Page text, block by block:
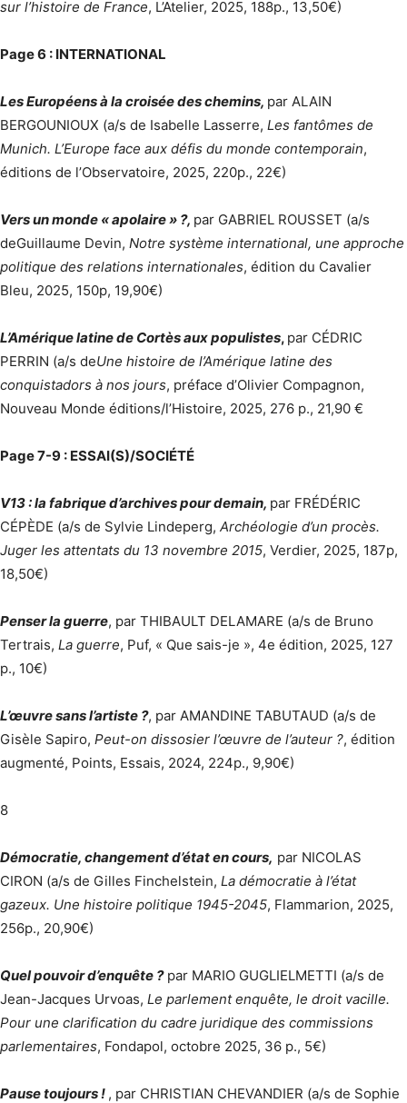
sur l’histoire de France, L’Atelier, 2025, 188p., 13,50€)
Page 6 : INTERNATIONAL
Les Européens à la croisée des chemins, par ALAIN
BERGOUNIOUX (a/s de Isabelle Lasserre, Les fantômes de
Munich. L’Europe face aux défis du monde contemporain,
éditions de l’Observatoire, 2025, 220p., 22€)
Vers un monde « apolaire » ?, par GABRIEL ROUSSET (a/s
deGuillaume Devin, Notre système international, une approche
politique des relations internationales, édition du Cavalier
Bleu, 2025, 150p, 19,90€)
L’Amérique latine de Cortès aux populistes, par CÉDRIC
PERRIN (a/s deUne histoire de l’Amérique latine des
conquistadors à nos jours, préface d’Olivier Compagnon,
Nouveau Monde éditions/l’Histoire, 2025, 276 p., 21,90 €
Page 7-9 : ESSAI(S)/SOCIÉTÉ
V13 : la fabrique d’archives pour demain, par FRÉDÉRIC
CÉPÈDE (a/s de Sylvie Lindeperg, Archéologie d’un procès.
Juger les attentats du 13 novembre 2015, Verdier, 2025, 187p,
18,50€)
Penser la guerre, par THIBAULT DELAMARE (a/s de Bruno
Tertrais, La guerre, Puf, « Que sais-je », 4e édition, 2025, 127
p., 10€)
L’œuvre sans l’artiste ?, par AMANDINE TABUTAUD (a/s de
Gisèle Sapiro, Peut-on dissosier l’œuvre de l’auteur ?, édition
augmenté, Points, Essais, 2024, 224p., 9,90€)
8
Démocratie, changement d’état en cours, par NICOLAS
CIRON (a/s de Gilles Finchelstein, La démocratie à l’état
gazeux. Une histoire politique 1945-2045, Flammarion, 2025,
256p., 20,90€)
Quel pouvoir d’enquête ?par MARIO GUGLIELMETTI (a/s de
Jean-Jacques Urvoas, Le parlement enquête, le droit vacille.
Pour une clarification du cadre juridique des commissions
parlementaires, Fondapol, octobre 2025, 36 p., 5€)
Pause toujours ! , par CHRISTIAN CHEVANDIER (a/s de Sophie